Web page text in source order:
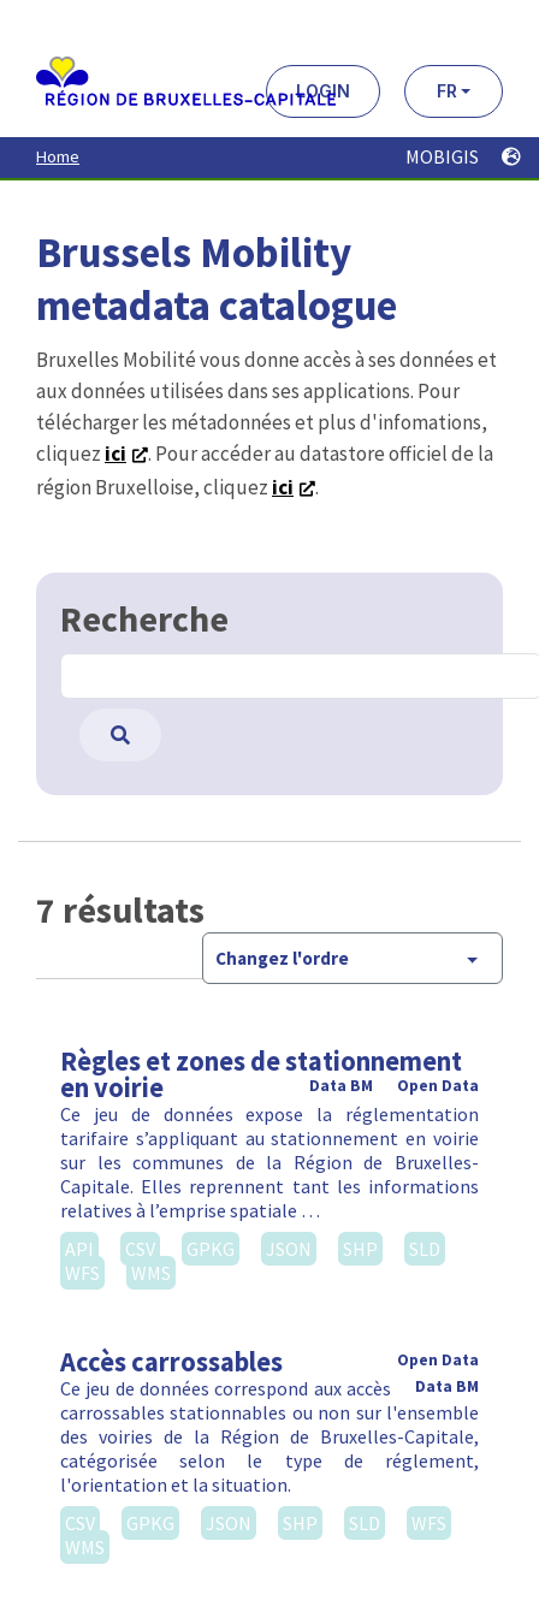
contenu
principal
LOGIN FR
Home MOBIGIS
Brussels Mobility
metadata catalogue
Bruxelles Mobilité vous donne accès à ses données et
aux données utilisées dans ses applications. Pour
télécharger les métadonnées et plus d'infomations,
cliquez ici
. Pour accéder au datastore officiel de la
région Bruxelloise, cliquez ici .
Recherche
7 résultats
Changez l'ordre
Règles et zones de stationnement
en voirie Open Data
Data BM
Ce jeu de données expose la réglementation
tarifaire s’appliquant au stationnement en voirie
sur les communes de la Région de Bruxelles-
Capitale. Elles reprennent tant les informations
relatives à l’emprise spatiale …
API
CSV GPKG JSON SHP
SLD
WFS
WMS
Accès carrossables
Open Data
Data BM
Ce jeu de données correspond aux accès
carrossables stationnables ou non sur l'ensemble
des voiries de la Région de Bruxelles-Capitale,
catégorisée selon le type de réglement,
l'orientation et la situation.
CSV
GPKG JSON SHP SLD
WFS
WMS